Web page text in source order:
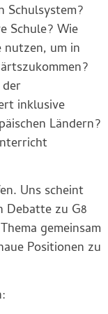
Schulsystem?
Schule? Wie
um in
inklusive
Ländern?
Uns scheint
Debatte zu G8
gemeinsam
Positionen zu